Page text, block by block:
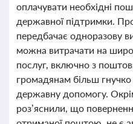
оплачувати необхідні
державної підтримки.
передбачає одноразову
можна витрачати на
послуг, включно з
громадянам більш
державну допомогу.
роз’яснили, що